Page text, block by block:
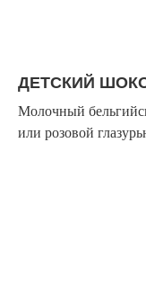
ДЕТСКИЙ
Молочный
или розовой